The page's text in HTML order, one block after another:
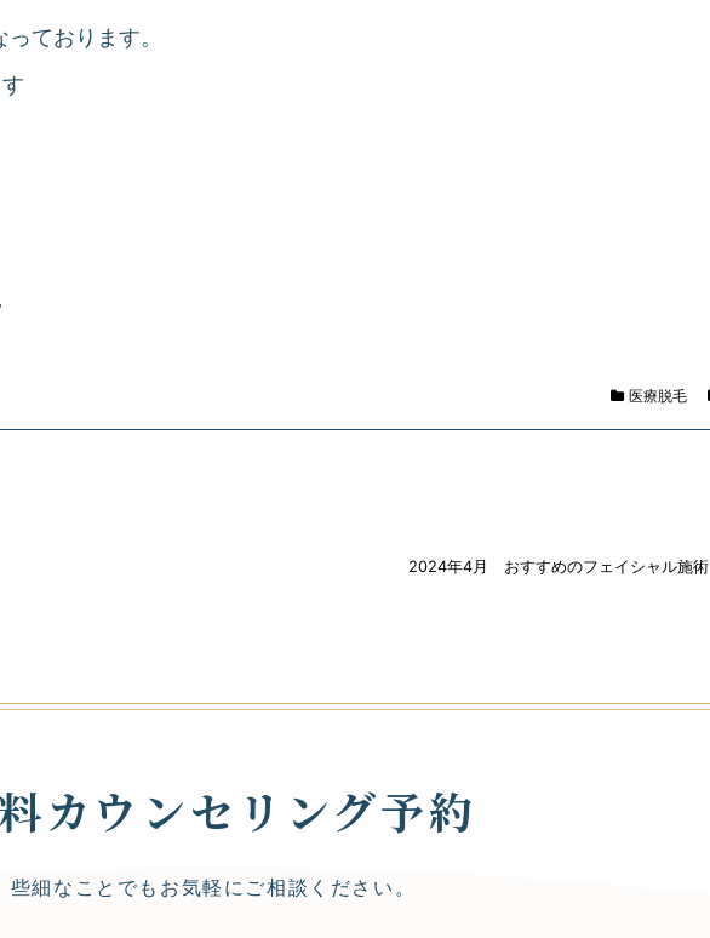
ております。
医療脱毛
2024年4月 おすすめのフェイシャル施術
カウンセリング予約
些細なことでもお気軽にご相談ください。